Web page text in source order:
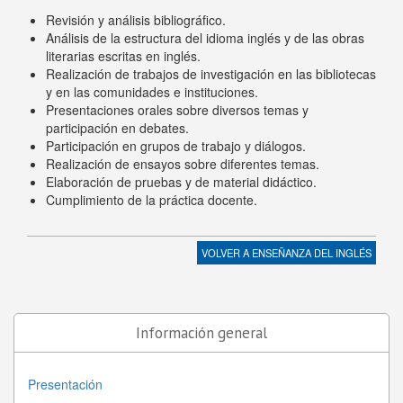
Revisión y análisis bibliográfico.
Análisis de la estructura del idioma inglés y de las obras
literarias escritas en inglés.
Realización de trabajos de investigación en las bibliotecas
y en las comunidades e instituciones.
Presentaciones orales sobre diversos temas y
participación en debates.
Participación en grupos de trabajo y diálogos.
Realización de ensayos sobre diferentes temas.
Elaboración de pruebas y de material didáctico.
Cumplimiento de la práctica docente.
VOLVER AENSEÑANZA DEL INGLÉS
Información general
Presentación